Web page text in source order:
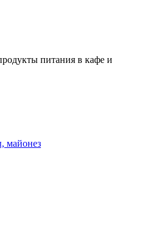
питания в кафе и
майонез